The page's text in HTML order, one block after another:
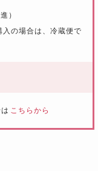
）
の場合は、冷蔵便で
こちらから